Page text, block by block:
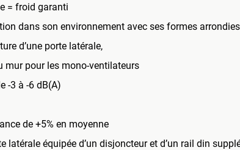
= froid garanti
dans son environnement avec ses formes arrondies
d’une porte latérale,
mur pour les mono-ventilateurs
-3 à -6 dB(A)
de +5% en moyenne
latérale équipée d’un disjoncteur et d’un rail din